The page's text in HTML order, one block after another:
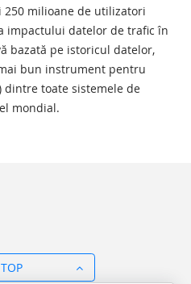
milioane de utilizatori
impactului datelor de trafic în
bazată pe istoricul datelor,
bun instrument pentru
dintre toate sistemele de
mondial.